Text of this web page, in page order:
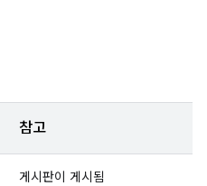
참고
게시판이 게시됨